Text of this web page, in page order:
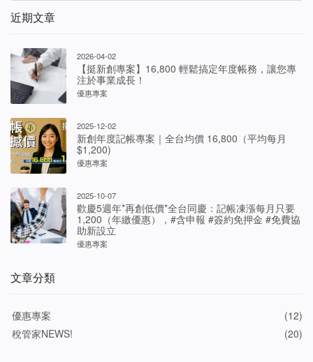
近期文章
2026-04-02
【挺新創專案】16,800 輕鬆搞定年度帳務，讓您專
注於事業成長！
優惠專案
2025-12-02
新創年度記帳專案｜全台均價 16,800（平均每月
$1,200)
優惠專案
2025-10-07
歡慶5週年*再創低價*全台同慶：記帳凍漲每月只要
1,200（年繳優惠），#含申報 #簽約免押金 #免費協
助新設立
優惠專案
文章分類
優惠專案
(12)
稅管家NEWS!
(20)